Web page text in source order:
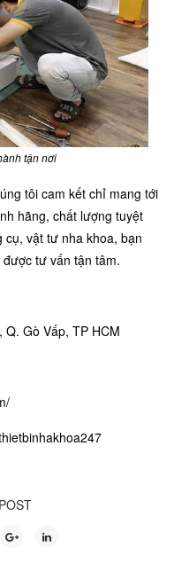
tận nơi
tôi cam kết chỉ mang tới
hãng, chất lượng tuyệt
cụ, vật tư nha khoa, bạn
tư vấn tận tâm.
Gò Vấp, TP HCM